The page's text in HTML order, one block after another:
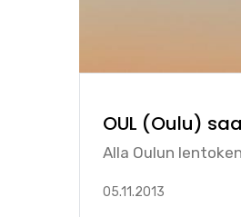
OUL (Oulu)
Alla Oulun
05.11.2013